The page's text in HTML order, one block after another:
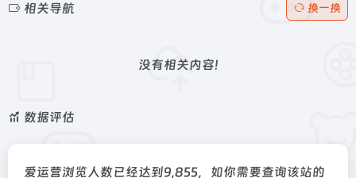
相关导航 换一换
没有相关内容!
数据评估
爱运营浏览人数已经达到9,855，如你需要查询该站的